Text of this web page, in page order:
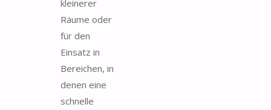
kleinerer
Räume oder
für den
Einsatz in
Bereichen, in
denen eine
schnelle